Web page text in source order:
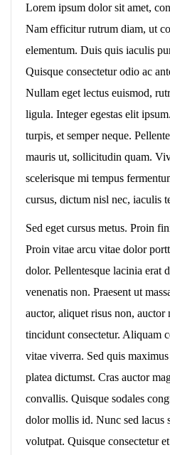
Lorem ipsum dolor sit amet,
Nam efficitur rutrum diam, ut
elementum. Duis quis iaculis
Quisque consectetur odio ac
Nullam eget lectus euismod,
ligula. Integer egestas elit
turpis, et semper neque.
mauris ut, sollicitudin quam.
scelerisque mi tempus
cursus, dictum nisl nec, iaculis
Sed eget cursus metus. Proin
Proin vitae arcu vitae dolor
dolor. Pellentesque lacinia erat
venenatis non. Praesent ut
auctor, aliquet risus non,
tincidunt consectetur. Aliquam
vitae viverra. Sed quis
platea dictumst. Cras auctor
convallis. Quisque sodales
dolor mollis id. Nunc sed lacus
volutpat. Quisque consectetur